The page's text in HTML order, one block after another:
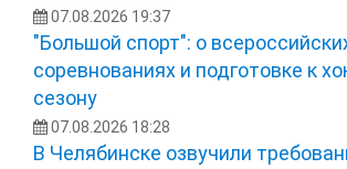
07.08.2026 19:37
"Большой спорт": о
соревнованиях и подготовке к
сезону
07.08.2026 18:28
В Челябинске озвучили